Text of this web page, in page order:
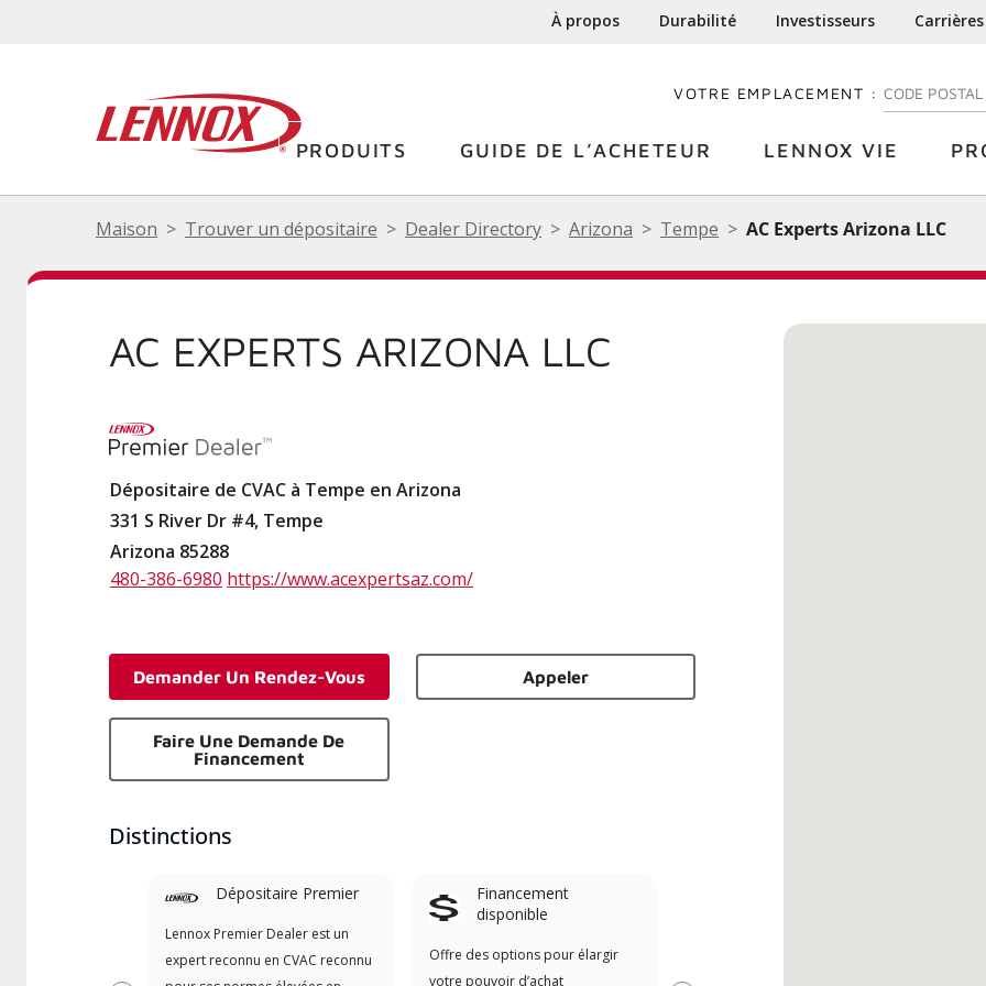
À propos Durabilité Investisseurs Carrières
VOTRE EMPLACEMENT : ENTREZ
PRODUITS GUIDE DE L’ACHETEUR LENNOX VIE
Maison Trouver un dépositaire Dealer Directory Arizona Tempe AC Experts Arizona LLC
AC EXPERTS ARIZONA LLC
Dépositaire de CVAC à Tempe en Arizona
331 S River Dr #4, Tempe
Arizona 85288
480-386-6980 https://www.acexpertsaz.com/
Demander Un Rendez-Vous Appeler
Faire Une Demande De
Financement
Distinctions
Dépositaire Premier
Lennox Premier Dealer est un
expert reconnu en CVAC reconnu
Financement
disponible
Offre des options pour élargir
votre pouvoir d’achat